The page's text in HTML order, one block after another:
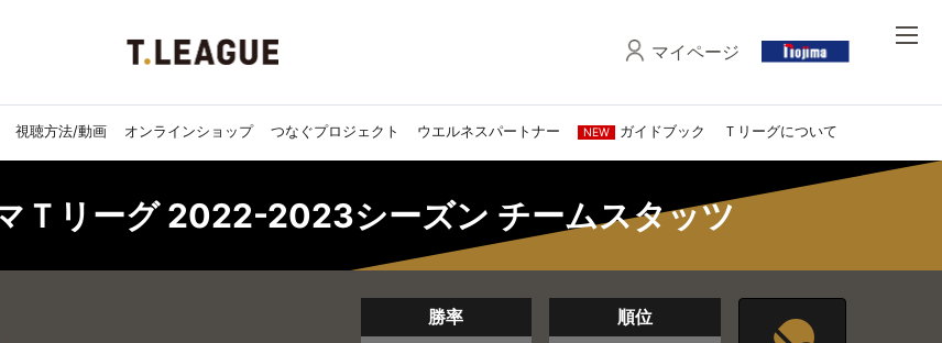
マイページ
視聴方法/動画 オンラインショップ つなぐプロジェクト ウエルネスパートナー NEW ガイドブック Ｔリーグについて
Ｔリーグ 2022-2023シーズン チームスタッツ
勝率 順位